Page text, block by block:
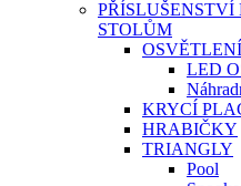
STOLŮM
OSVĚTLENÍ
LED
KRYCÍ
HRABIČKY
TRIANGLY
Pool